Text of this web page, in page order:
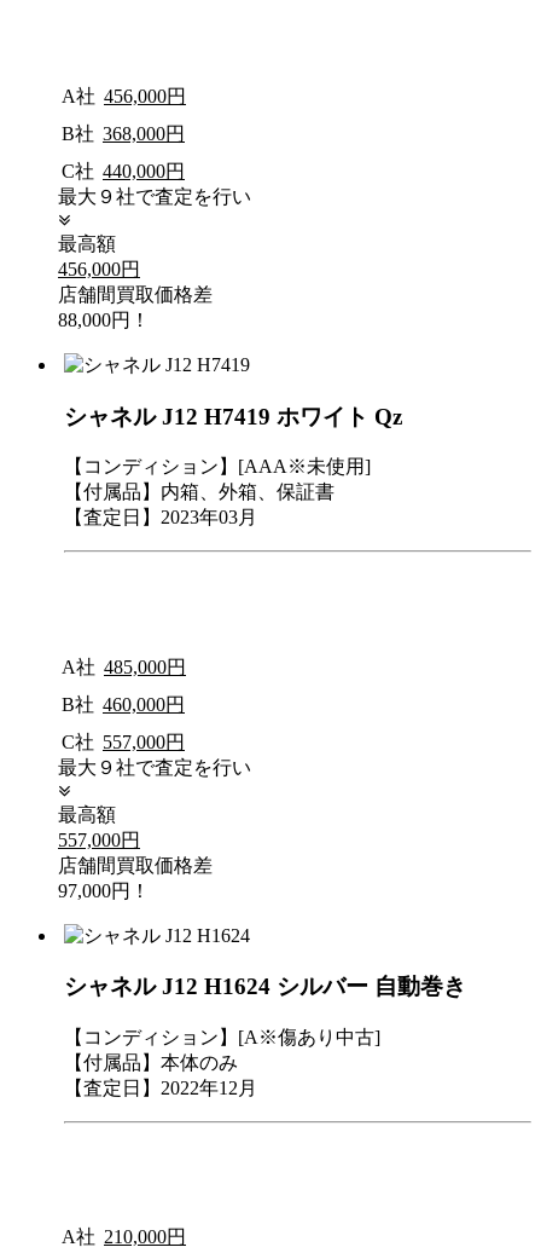
A社 456,000円
B社 368,000円
C社 440,000円
最大９社で査定を行い
最高額
456,000円
店舗間買取価格差
88,000円！
シャネル J12 H7419 ホワイト Qz
【コンディション】[AAA※未使用]
【付属品】内箱、外箱、保証書
【査定日】2023年03月
A社 485,000円
B社 460,000円
C社 557,000円
最大９社で査定を行い
最高額
557,000円
店舗間買取価格差
97,000円！
シャネル J12 H1624 シルバー 自動巻き
【コンディション】[A※傷あり中古]
【付属品】本体のみ
【査定日】2022年12月
A社 210,000円